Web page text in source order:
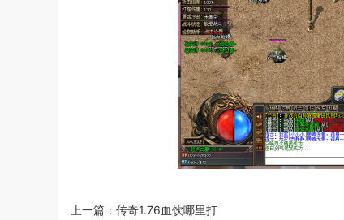
上一篇： 传奇1.76血饮哪里打